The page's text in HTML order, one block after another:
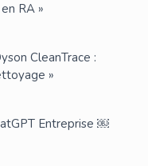
RA »
CleanTrace :
»
Entreprise ￼